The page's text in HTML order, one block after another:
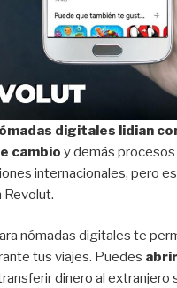
digitales lidian
cambio y demás procesos
internacionales, pero
Revolut.
nómadas digitales te
tus viajes. Puedes
dinero al extranjero